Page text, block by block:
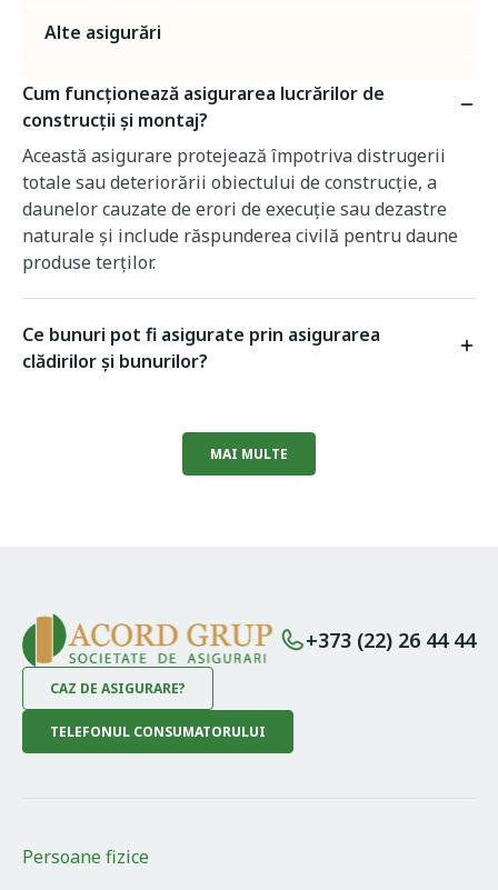
Alte asigurări
Cum funcționează asigurarea lucrărilor de
construcții și montaj?
Această asigurare protejează împotriva distrugerii
totale sau deteriorării obiectului de construcție, a
daunelor cauzate de erori de execuție sau dezastre
naturale și include răspunderea civilă pentru daune
produse terților.
Ce bunuri pot fi asigurate prin asigurarea
clădirilor și bunurilor?
MAI MULTE
+373 (22) 26 44 44
CAZ DE ASIGURARE?
TELEFONUL CONSUMATORULUI
Persoane fizice